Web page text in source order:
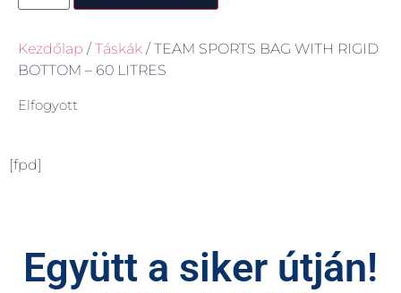
Kezdőlap /Táskák / TEAM SPORTS BAG WITH RIGID
BOTTOM – 60 LITRES
Elfogyott
[fpd]
Együtt a siker útján!